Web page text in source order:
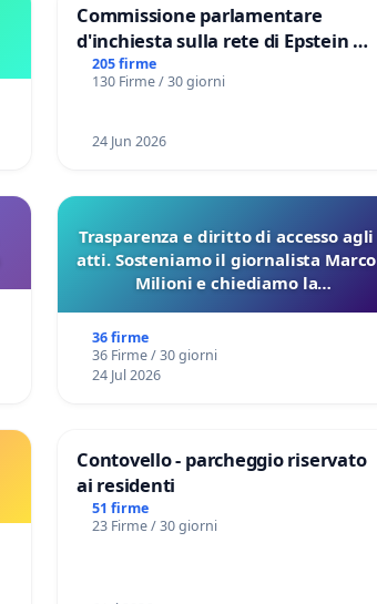
Commissione parlamentare
d'inchiesta sulla rete di Epstein e
del Mossad: verità sugli Epstein
Files
205 firme
130 Firme / 30 giorni
24 Jun 2026
Trasparenza e diritto di accesso agli
atti. Sosteniamo il giornalista Marco
Milioni e chiediamo la
sulla Pedemontana Veneta
36 firme
36 Firme / 30 giorni
24 Jul 2026
Contovello - parcheggio riservato
ai residenti
51 firme
23 Firme / 30 giorni